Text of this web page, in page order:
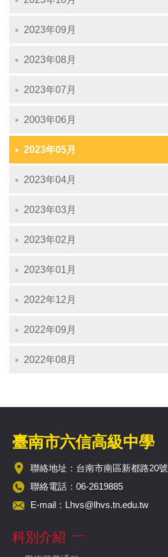
2023年09月
2023年08月
2023年07月
2003年06月
2023年05月
2023年04月
2023年03月
2023年02月
2023年01月
2022年12月
2022年09月
2022年08月
臺南市六信高級中學
聯絡地址：台南市南區新都路20號
聯絡電話：06-2619885
E-mail： Lhvs@lhvs.tn.edu.tw
科別介紹